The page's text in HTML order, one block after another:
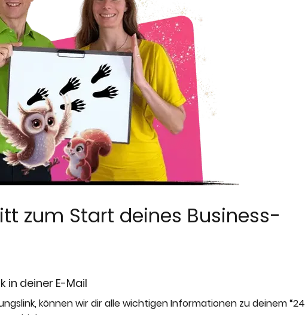
zum Start deines Business-
in deiner E-Mail
können wir dir alle wichtigen Informationen zu deinem “24